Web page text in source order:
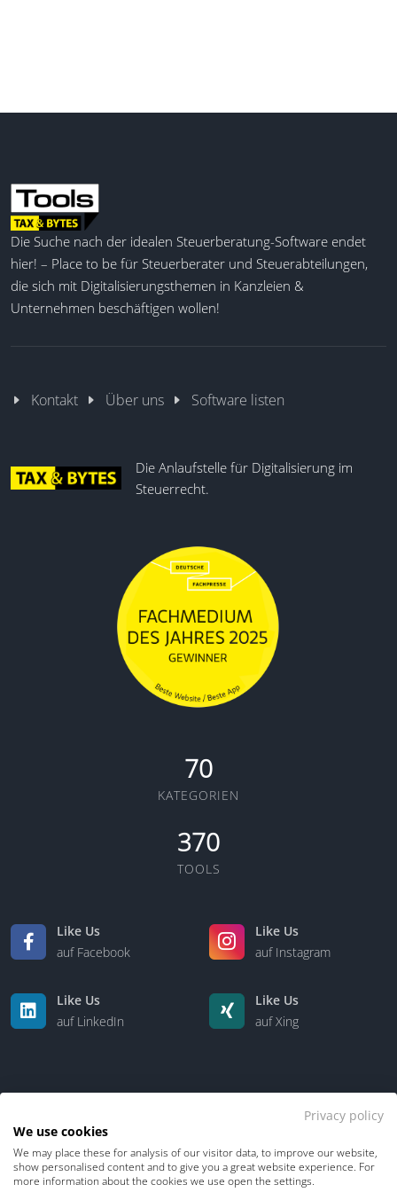
Module wie Urlaubsplanung und Zeiterfassung sind
Stammdaten erfassen
Automatisiertes Onboarding
Digitale Personalakte
Dokumenten-Upload
Lohn- und Gehaltsbelege
Urlaubsplanung
Die Suche nach der idealen Steuerberatung-Software endet
hier! – Place to be für Steuerberater und Steuerabteilungen,
die sich mit Digitalisierungsthemen in Kanzleien &
Unternehmen beschäftigen wollen!
Kontakt Über uns Software listen
Die Anlaufstelle für Digitalisierung im
Steuerrecht.
70
KATEGORIEN
370
TOOLS
Like Us
auf Facebook
Like Us
auf Instagram
Like Us
auf LinkedIn
Like Us
auf Xing
Kontakt Über uns
Privacy policy
We use cookies
We may place these for analysis of our visitor data, to improve our website,
show personalised content and to give you a great website experience. For
more information about the cookies we use open the settings.